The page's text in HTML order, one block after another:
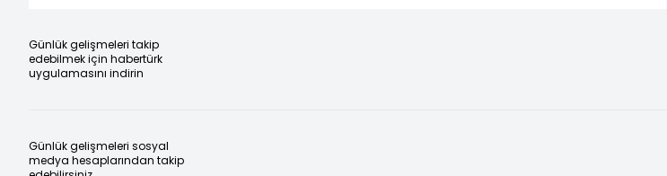
Günlük gelişmeleri takip
edebilmek için habertürk
uygulamasını indirin
Günlük gelişmeleri sosyal
medya hesaplarından takip